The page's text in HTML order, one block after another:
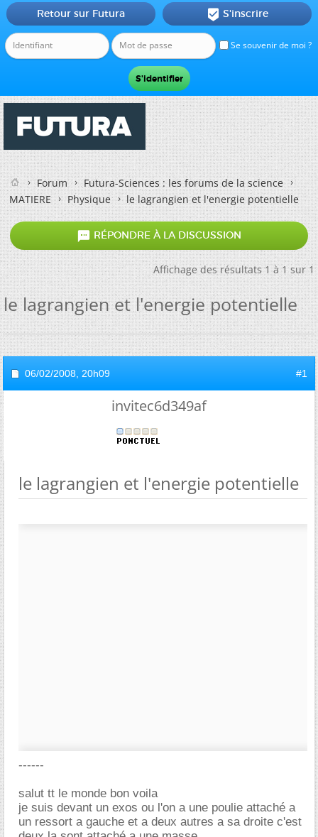
Se souvenir de moi ?
Retour sur Futura  S'inscrire
Forum
Futura-Sciences : les forums de la science
MATIERE
Physique le lagrangien et l'energie potentielle
 RÉPONDRE À LA DISCUSSION
Affichage des résultats 1 à 1 sur 1
le lagrangien et l'energie potentielle
06/02/2008, 20h09 #1
invitec6d349af
le lagrangien et l'energie potentielle
------
salut tt le monde bon voila
je suis devant un exos ou l'on a une poulie attaché a
un ressort a gauche et a deux autres a sa droite c'est